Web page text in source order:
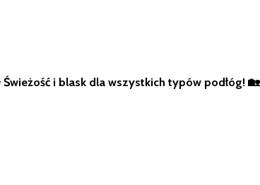
i blask dla wszystkich typów podłóg! 🏡